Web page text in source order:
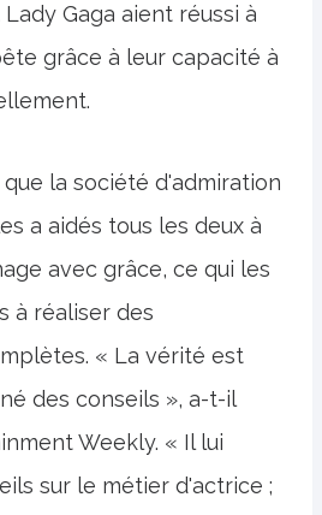
Gaga aient réussi à
grâce à leur capacité à
la société d'admiration
a aidés tous les deux à
avec grâce, ce qui les
à réaliser des
« La vérité est
des conseils », a-t-il
Weekly. « Il lui
sur le métier d'actrice ;